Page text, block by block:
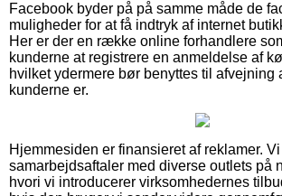
Facebook byder på på samme måde de
muligheder for at få indtryk af internet
Her er der en række online forhandlere
kunderne at registrere en anmeldelse af
hvilket ydermere bør benyttes til afvejning
kunderne er.
Hjemmesiden er finansieret af reklamer.
samarbejdsaftaler med diverse outlets på
hvori vi introducerer virksomhedernes